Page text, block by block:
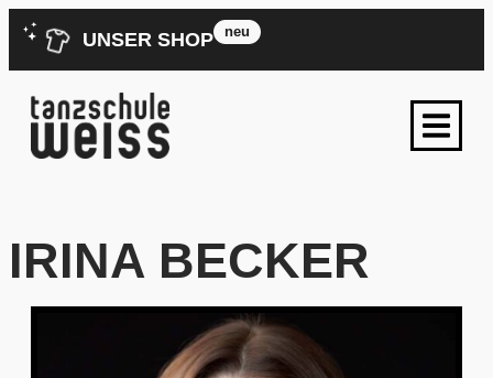
UNSER SHOP neu
IRINA BECKER